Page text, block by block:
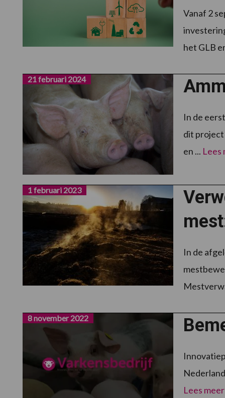
Vanaf 2
het GLB
21 februari 2024
In de
dit project
en ... Lees
1 februari 2023
In de
8 november 2022
Lees meer